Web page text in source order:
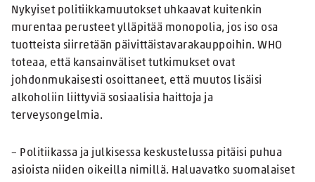
Nykyiset politiikkamuutokset uhkaavat kuitenkin
murentaa perusteet ylläpitää monopolia, jos iso osa
tuotteista siirretään päivittäistavarakauppoihin. WHO
toteaa, että kansainväliset tutkimukset ovat
johdonmukaisesti osoittaneet, että muutos lisäisi
alkoholiin liittyviä sosiaalisia haittoja ja
terveysongelmia.
– Politiikassa ja julkisessa keskustelussa pitäisi puhua
asioista niiden oikeilla nimillä. Haluavatko suomalaiset